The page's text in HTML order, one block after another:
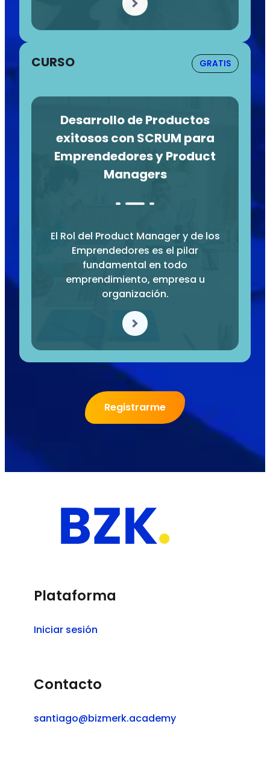
CURSO GRATIS
Desarrollo de Productos
exitosos con SCRUM para
Emprendedores y Product
Managers
El Rol del Product Manager y de los
Emprendedores es el pilar
fundamental en todo
emprendimiento, empresa u
organización.
Registrarme
Plataforma
Iniciar sesión
Contacto
santiago@bizmerk.academy